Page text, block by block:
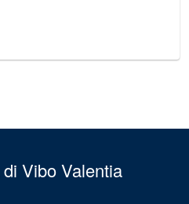
Vibo Valentia